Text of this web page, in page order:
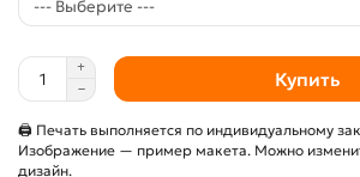
Купить
🖨 Печать выполняется по индивидуальному
Изображение — пример макета. Можно
дизайн.